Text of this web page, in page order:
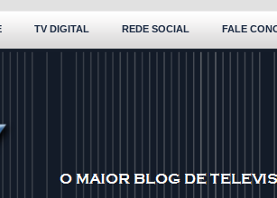
TV DIGITAL REDE SOCIAL FALE